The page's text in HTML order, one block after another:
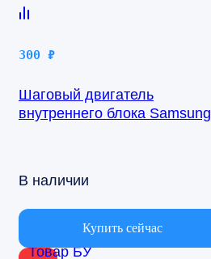
Товар БУ
300 ₽
Шаговый двигатель
внутреннего блока Samsung
В наличии
Купить сейчас